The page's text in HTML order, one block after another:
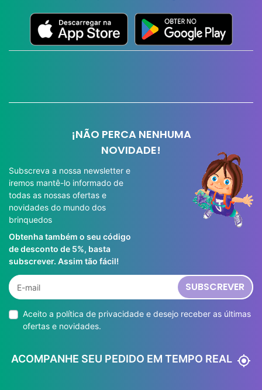
¡NÃO PERCA NENHUMA
NOVIDADE!
Subscreva a nossa newsletter e
iremos mantê-lo informado de
todas as nossas ofertas e
novidades do mundo dos
brinquedos
Obtenha também o seu código
de desconto de 5%, basta
subscrever. Assim tão fácil!
SUBSCREVER
Aceito a política de privacidade e desejo receber as últimas
ofertas e novidades.
ACOMPANHE SEU PEDIDO EM TEMPO REAL my_location